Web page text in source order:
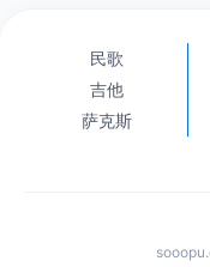
民歌
吉他
萨克斯